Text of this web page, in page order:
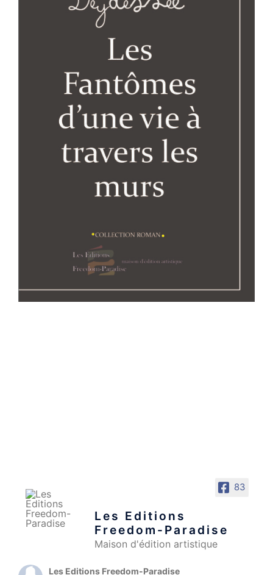
83
Les Editions
Freedom-Paradise
Maison d'édition artistique
Les Editions Freedom-Paradise